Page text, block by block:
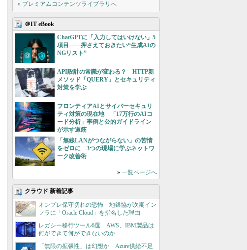
» プレミアムコンテンツライブラリへ
＠IT eBook
ChatGPTに「入力してはいけない」5
項目――押さえておきたい“生成AIの
NGリスト”
API設計の常識が変わる？ HTTP新
メソッド「QUERY」とセキュリティ
対策を学ぶ
フロンティアAIとサイバーセキュリ
ティ対策の現在地 「17万行のAIコ
ード分析」事例と公的ガイドライン
が示す道筋
「無線LANがつながらない」の苦情
をゼロに 3つの現場に学ぶネットワ
ーク改善術
» 一覧ページへ
クラウド 新着記事
オンプレ保守切れの恐怖 地銀協が次期イン
フラに「Oracle Cloud」を指名した理由
レガシー移行ツール6選 AWS、IBM製品は
何ができて何ができないのか
「無限の拡張性」は幻想か Azure供給不足